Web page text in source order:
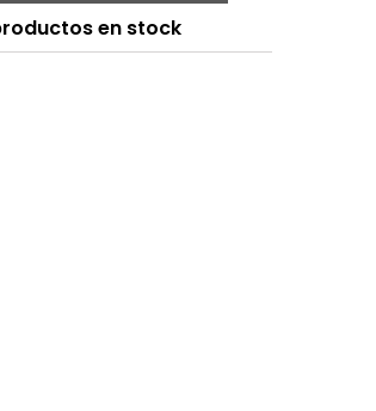
en stock